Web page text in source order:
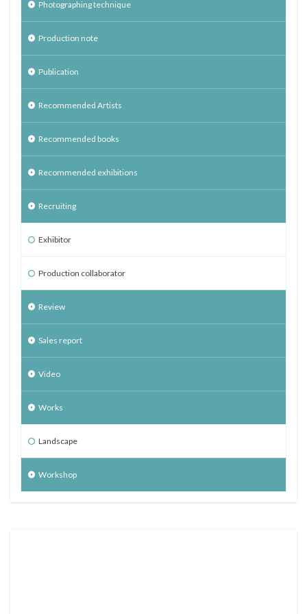
Photographing technique
Production note
Publication
Recommended Artists
Recommended books
Recommended exhibitions
Recruiting
Exhibitor
Production collaborator
Review
Sales report
Video
Works
Landscape
Workshop